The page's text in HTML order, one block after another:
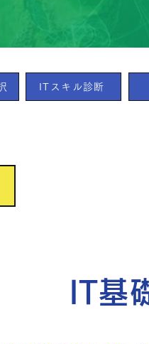
ITスキル診断
IT基